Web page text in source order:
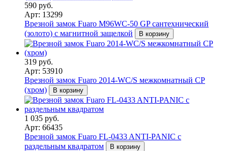
590 руб.
Арт: 13299
Врезной замок Fuaro M96WC-50 GP сантехнический
(золото) с магнитной защелкой
В корзину
319 руб.
Арт: 53910
Врезной замок Fuaro 2014-WC/S межкомнатный CP
(хром)
В корзину
1 035 руб.
Арт: 66435
Врезной замок Fuaro FL-0433 ANTI-PANIC с
раздельным квадратом
В корзину